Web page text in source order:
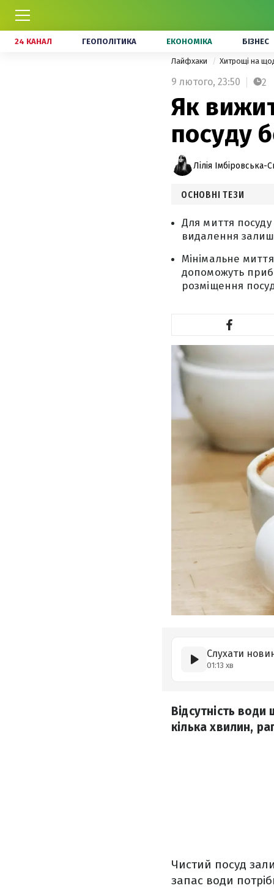
24 КАНАЛ ГЕОПОЛІТИКА ЕКОНОМІКА БІЗНЕС
Лайфхаки Хитрощі на
9 лютого, 23:50 2
Як
посуду
Лілія Імбіровська-
ОСНОВНІ ТЕЗИ
Для миття
видалення
Мінімальне
допоможуть
розміщення
Слухати
01:13 хв
Відсутність
кілька хвилин,
Чистий посуд
запас води